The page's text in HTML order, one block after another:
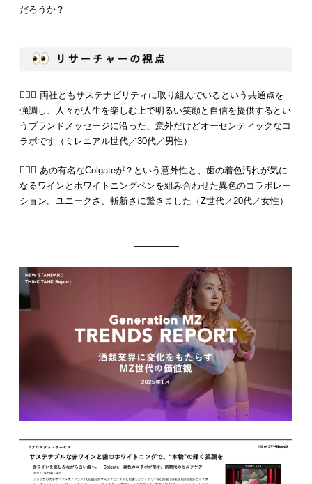
だろうか？
💁🏻‍♂️ 両社ともサステナビリティに取り組んでいるという共通点を
強調し、人々が人生を楽しむ上で明るい笑顔と自信を提供するとい
うブランドメッセージに沿った、意外だけどオーセンティックなコ
ラボです（ミレニアル世代／30代／男性）
💁🏻‍♀️ あの有名なColgateが？という意外性と、歯の着色汚れが気に
なるワインとホワイトニングペンを組み合わせた異色のコラボレー
ション。ユニークさ、斬新さに驚きました（Z世代／20代／女性）
—————